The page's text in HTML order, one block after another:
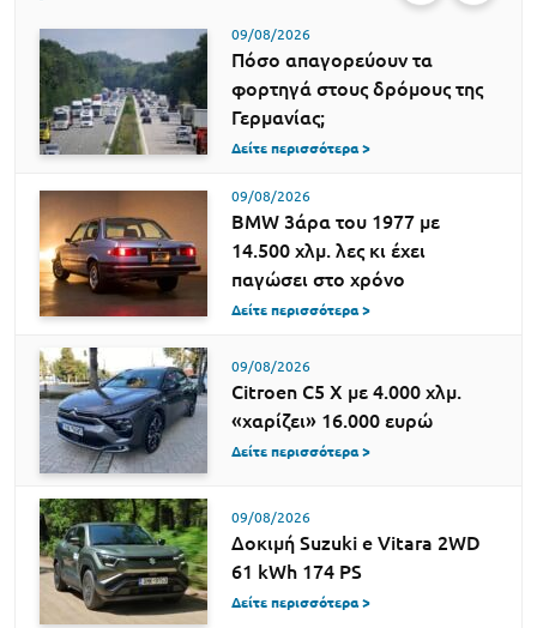
09/08/2026
Πόσο απαγορεύουν τα
φορτηγά στους δρόμους της
Γερμανίας;
Δείτε περισσότερα >
09/08/2026
BMW 3άρα του 1977 με
14.500 χλμ. λες κι έχει
παγώσει στο χρόνο
Δείτε περισσότερα >
09/08/2026
Citroen C5 X με 4.000 χλμ.
«χαρίζει» 16.000 ευρώ
Δείτε περισσότερα >
09/08/2026
Δοκιμή Suzuki e Vitara 2WD
61 kWh 174 PS
Δείτε περισσότερα >